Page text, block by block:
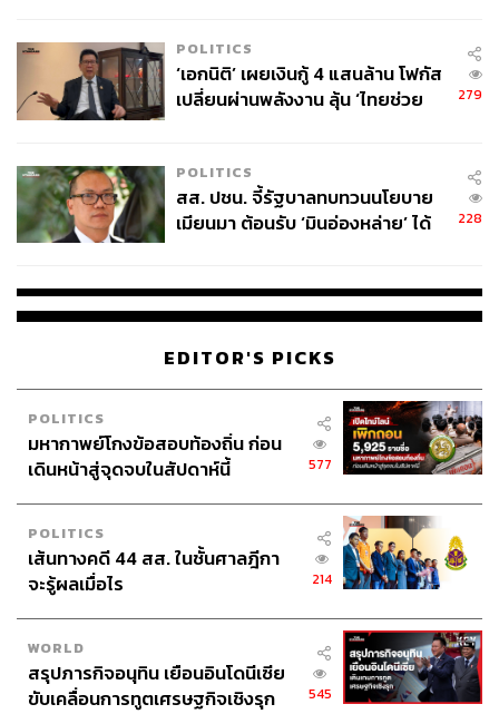
POLITICS
‘เอกนิติ’ เผยเงินกู้ 4 แสนล้าน โฟกัส
เปลี่ยนผ่านพลังงาน ลุ้น ‘ไทยช่วย
279
POLITICS
สส. ปชน. จี้รัฐบาลทบทวนนโยบาย
เมียนมา ต้อนรับ ‘มินอ่องหล่าย’ ได้
228
EDITOR'S PICKS
POLITICS
มหากาพย์โกงข้อสอบท้องถิ่น ก่อน
เดินหน้าสู่จุดจบในสัปดาห์นี้
577
POLITICS
เส้นทางคดี 44 สส. ในชั้นศาลฎีกา
จะรู้ผลเมื่อไร
214
WORLD
สรุปภารกิจอนุทิน เยือนอินโดนีเซีย
ขับเคลื่อนการทูตเศรษฐกิจเชิงรุก
545